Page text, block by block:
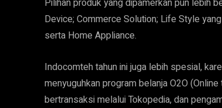
Pilihan produk yang dipamerkan pun lebih
Device; Commerce Solution; Life Style
serta Home Appliance.
Indocomteh tahun ini juga lebih spesial,
menyuguhkan program belanja O2O
bertransaksi melalui Tokopedia, dan